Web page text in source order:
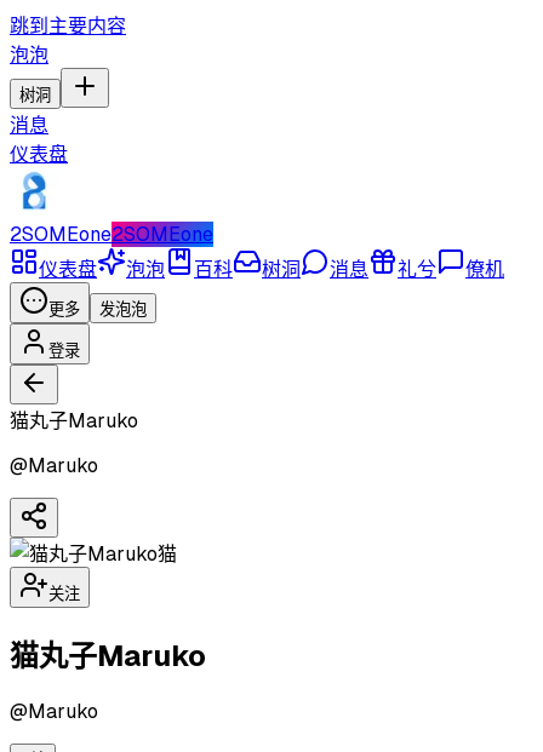
跳到主要内容
泡泡
树洞
消息
仪表盘
2SOMEone2SOMEone
仪表盘
泡泡 百科 树洞 消息 礼兮 僚机
更多 发泡泡
登录
猫丸子Maruko
@Maruko
猫
关注
猫丸子Maruko
@Maruko